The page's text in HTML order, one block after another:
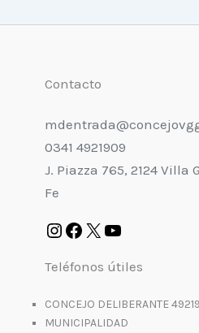
Contacto
0341 4921909
J. Piazza 765, 2124 Villa
Fe
Teléfonos útiles
CONCEJO DELIBERANTE
MUNICIPALIDAD